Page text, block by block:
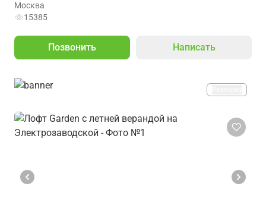
Москва
15385
Позвонить Написать